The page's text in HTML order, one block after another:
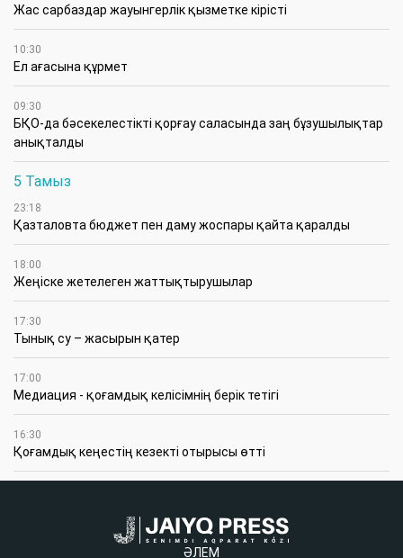
Жас сарбаздар жауынгерлік қызметке кірісті
10:30
Ел ағасына құрмет
09:30
БҚО-да бәсекелестікті қорғау саласында заң бұзушылықтар
анықталды
5 Тамыз
23:18
Қазталовта бюджет пен даму жоспары қайта қаралды
18:00
Жеңіске жетелеген жаттықтырушылар
17:30
Тынық су – жасырын қатер
17:00
Медиация - қоғамдық келісімнің берік тетігі
16:30
Қоғамдық кеңестің кезекті отырысы өтті
ӘЛЕМ